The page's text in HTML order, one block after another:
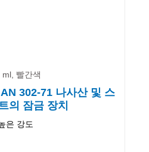
ml, 빨간색
302-71 나사산 및 스
의 잠금 장치
은 강도